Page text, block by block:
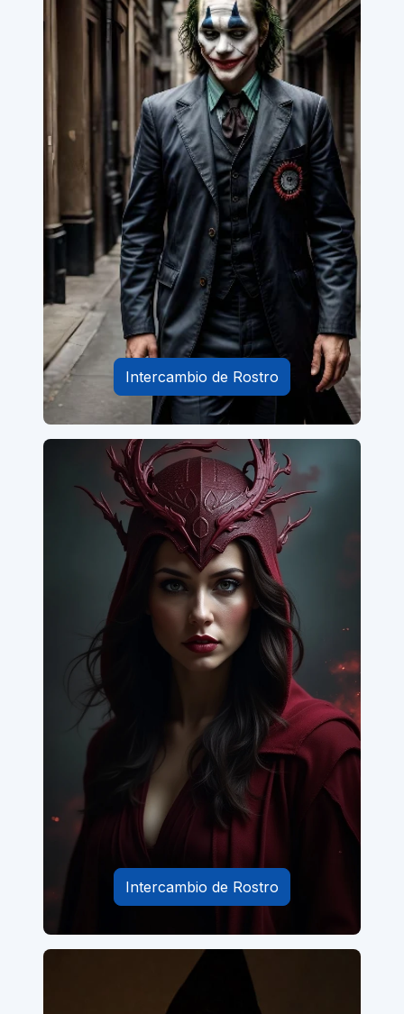
Intercambio de Rostro
Intercambio de Rostro